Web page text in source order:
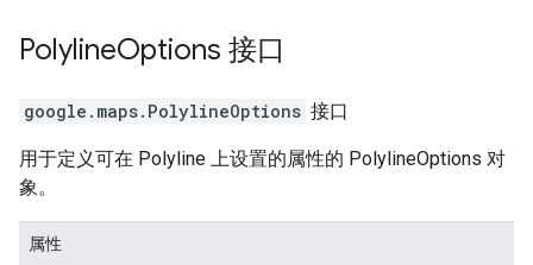
PolylineOptions 接口
google.maps. PolylineOptions 接口
用于定义可在 Polyline 上设置的属性的 PolylineOptions 对
象。
属性